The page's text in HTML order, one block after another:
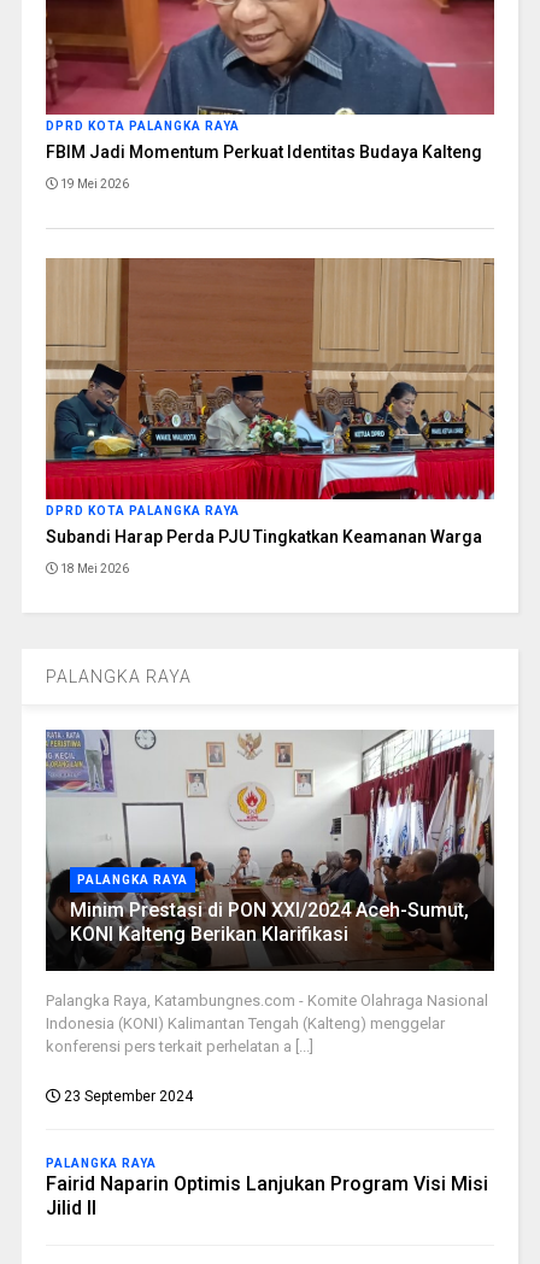
DPRD KOTA PALANGKA RAYA
FBIM Jadi Momentum Perkuat Identitas Budaya Kalteng
19 Mei 2026
DPRD KOTA PALANGKA RAYA
Subandi Harap Perda PJU Tingkatkan Keamanan Warga
18 Mei 2026
PALANGKA RAYA
PALANGKA RAYA
Minim Prestasi di PON XXI/2024 Aceh-Sumut,
KONI Kalteng Berikan Klarifikasi
Palangka Raya, Katambungnes.com - Komite Olahraga Nasional
Indonesia (KONI) Kalimantan Tengah (Kalteng) menggelar
konferensi pers terkait perhelatan a [...]
23 September 2024
PALANGKA RAYA
Fairid Naparin Optimis Lanjukan Program Visi Misi
Jilid II